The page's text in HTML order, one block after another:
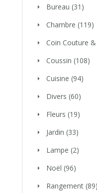
Bureau (31)
Chambre (119)
Coin Couture
Coussin (108)
Cuisine (94)
Divers (60)
Fleurs (19)
Jardin (33)
Lampe (2)
Noël (96)
Rangement (89)